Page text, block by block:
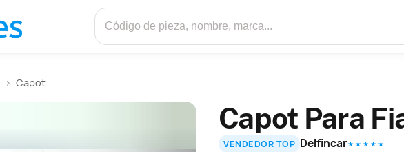
Capot
Capot Para
VENDEDOR TOP Delfincar★ ★ ★ ★ ★